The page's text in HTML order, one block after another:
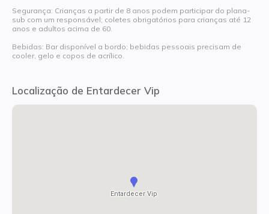
Segurança: Crianças a partir de 8 anos podem participar do plana-
sub com um responsável; coletes obrigatórios para crianças até 12
anos e adultos acima de 60.
Bebidas: Bar disponível a bordo; bebidas pessoais precisam de
cooler, gelo e copos de acrílico.
Localização de Entardecer Vip
Entardecer Vip